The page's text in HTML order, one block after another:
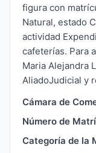
figura con
Natural, estado
actividad
cafeterías. Para
Maria Alejandra
AliadoJudicial y
Cámara de
Número de
Categoría de la